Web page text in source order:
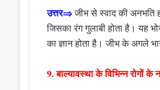
उत्तर⇒जीभ से स्वाद की अनभति
जिसका रंग गुलाबी होता है। यह
का ज्ञान होता है। जीभ के अगले
9. बाल्यावस्था के विभिन्न रोगों के